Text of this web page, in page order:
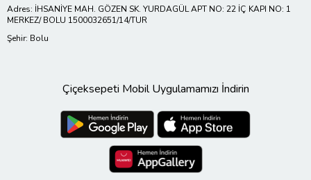
Adres: İHSANİYE MAH. GÖZEN SK. YURDAGÜL APT NO: 22 İÇ KAPI NO: 1
MERKEZ/ BOLU 1500032651/14/TUR
Şehir: Bolu
Çiçeksepeti Mobil Uygulamamızı İndirin